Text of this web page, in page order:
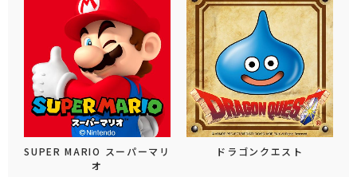
SUPER MARIO スーパーマリ
オ
ドラゴンクエスト